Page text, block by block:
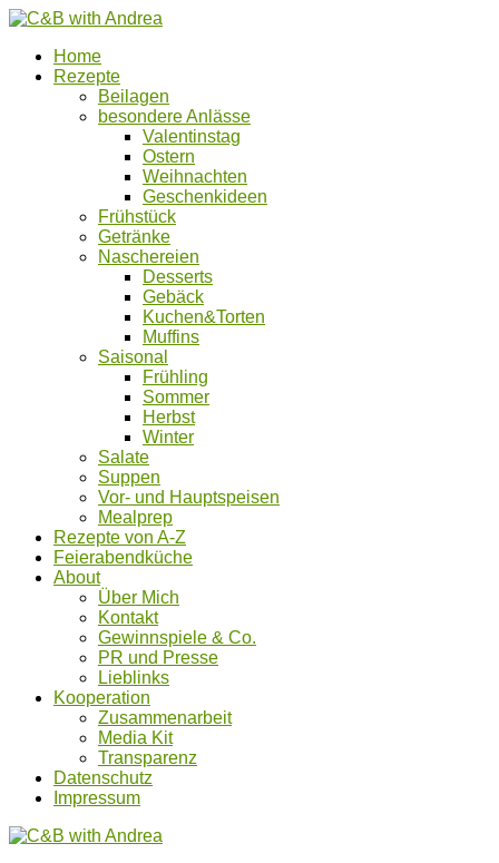
Home
Rezepte
Beilagen
besondere Anlässe
Valentinstag
Ostern
Weihnachten
Geschenkideen
Frühstück
Getränke
Naschereien
Desserts
Gebäck
Kuchen&Torten
Muffins
Saisonal
Frühling
Sommer
Herbst
Winter
Salate
Suppen
Vor- und Hauptspeisen
Mealprep
Rezepte von A-Z
Feierabendküche
About
Über Mich
Kontakt
Gewinnspiele & Co.
PR und Presse
Lieblinks
Kooperation
Zusammenarbeit
Media Kit
Transparenz
Datenschutz
Impressum